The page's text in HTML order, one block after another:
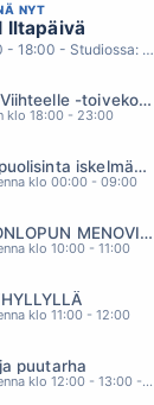
KUUSTONEN
NYT
Iltapäivä
13:00 - 18:00 - Studiossa: Kaisu Lämsä
SUN Viihteelle -toivekonsertti
klo 18:00 - 23:00
Monipuolisinta iskelmää ja parasta poppia
klo 00:00 - 09:00
VIIKONLOPUN MENOVINKIT
klo 10:00 - 11:00
klo 11:00 - 12:00
puutarha
Huomenna klo 12:00 - 13:00 - Studiossa: Pinsiön Taimisto